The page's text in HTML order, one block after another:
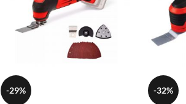
-29% -32%